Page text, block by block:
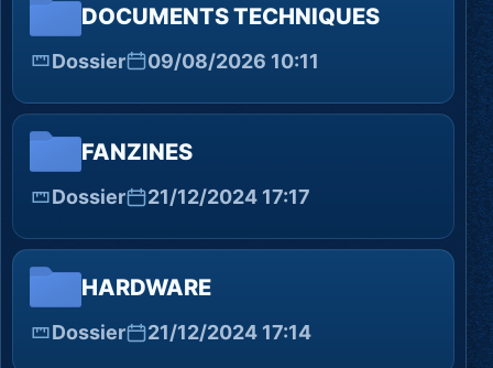
DOCUMENTS TECHNIQUES
Dossier 09/08/2026 10:11
FANZINES
Dossier 21/12/2024 17:17
HARDWARE
Dossier 21/12/2024 17:14